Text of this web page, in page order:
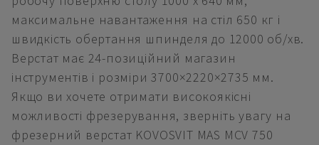
максимальне навантаження на стіл 650 кг і
швидкість обертання шпинделя до 12000 об/хв.
Верстат має 24-позиційний магазин
інструментів і розміри 3700×2220×2735 мм.
Якщо ви хочете отримати високоякісні
можливості фрезерування, зверніть увагу на
фрезерний верстат KOVOSVIT MAS MCV 750